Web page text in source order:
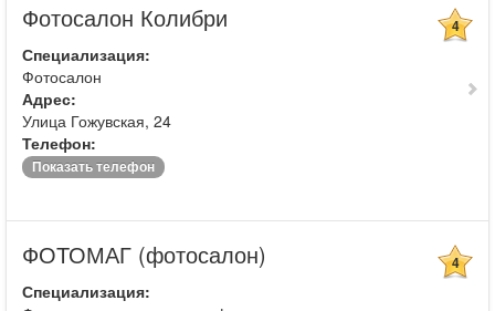
Фотосалон Колибри 4
Специализация:
Фотосалон
Адрес:
Улица Гожувская, 24
Телефон:
Показать телефон
ФОТОМАГ (фотосалон) 4
Специализация: